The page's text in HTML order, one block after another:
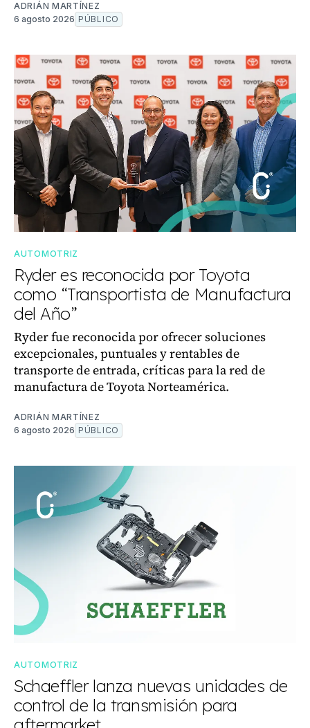
ADRIÁN MARTÍNEZ
6 agosto 2026 PÚBLICO
AUTOMOTRIZ
Ryder es reconocida por Toyota
como “Transportista de Manufactura
del Año”
Ryder fue reconocida por ofrecer soluciones
excepcionales, puntuales y rentables de
transporte de entrada, críticas para la red de
manufactura de Toyota Norteamérica.
ADRIÁN MARTÍNEZ
6 agosto 2026 PÚBLICO
AUTOMOTRIZ
Schaeffler lanza nuevas unidades de
control de la transmisión para